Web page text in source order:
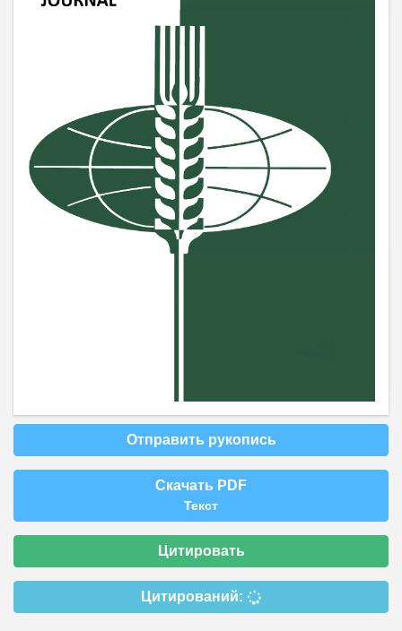
Отправить рукопись
Скачать PDF
Текст
Цитировать
Цитирований: